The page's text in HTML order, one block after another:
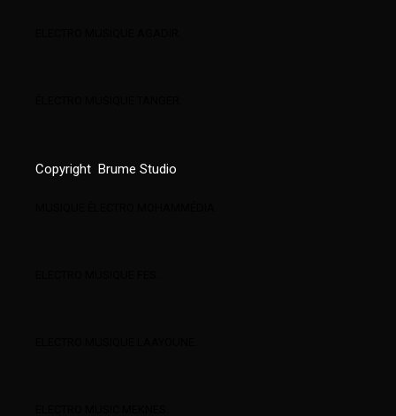
CopyrightBrume Studio